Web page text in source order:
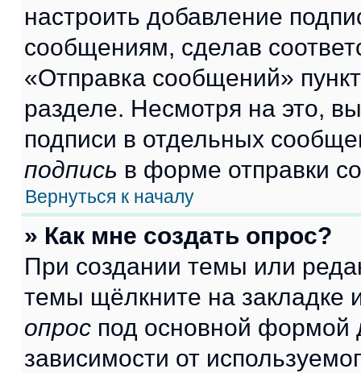
настроить добавление
сообщениям, сделав
«Отправка сообщений»
разделе. Несмотря на это,
подписи в отдельных
подпись в форме отправки
Вернуться к началу
» Как мне создать опрос?
При создании темы или
темы щёлкните на
опрос под основной формой
зависимости от